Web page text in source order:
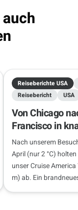
Reiseberichte USA
Reisebericht
USA
Von Chicago
Francisco in
Wochen
Nach unserem
April (nur 2 °C)
unser Cruise
m) ab. Ein
nur 300 km…